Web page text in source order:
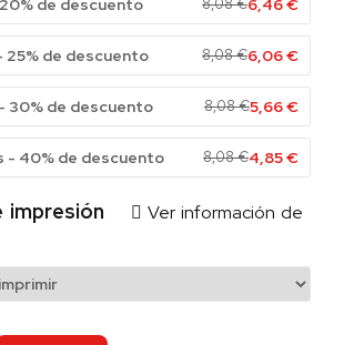
de descuento 6,46€
25% de descuento 8,08€6,06€
30% de descuento 8,08€5,66€
- 40% de descuento 8,08€4,85€
impresión
Ver información de